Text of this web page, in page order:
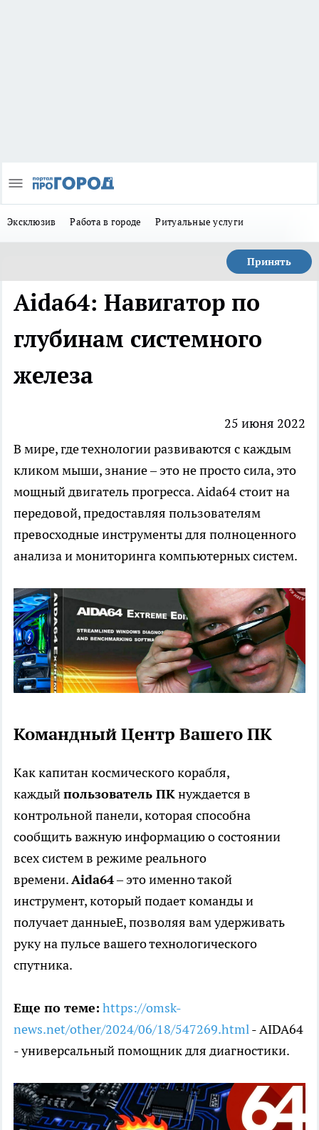
Эксклюзив Работа в городе Ритуальные услуги
Принять
Aida64: Навигатор по
глубинам системного
железа
25 июня 2022
В мире, где технологии развиваются с каждым
кликом мыши, знание – это не просто сила, это
мощный двигатель прогресса. Aida64 стоит на
передовой, предоставляя пользователям
превосходные инструменты для полноценного
анализа и мониторинга компьютерных систем.
Командный Центр Вашего ПК
Как капитан космического корабля,
каждыйпользователь ПКнуждается в
контрольной панели, которая способна
сообщить важную информацию о состоянии
всех систем в режиме реального
времени.Aida64– это именно такой
инструмент, который подает команды и
получает данныеЕ, позволяя вам удерживать
руку на пульсе вашего технологического
спутника.
Еще по теме: https://omsk-
news.net/other/2024/06/18/547269.html- AIDA64
- универсальный помощник для диагностики.